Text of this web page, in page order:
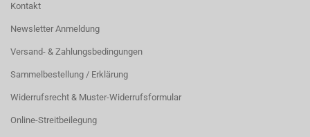
Kontakt
Newsletter Anmeldung
Versand- & Zahlungsbedingungen
Sammelbestellung / Erklärung
Widerrufsrecht & Muster-Widerrufsformular
Online-Streitbeilegung